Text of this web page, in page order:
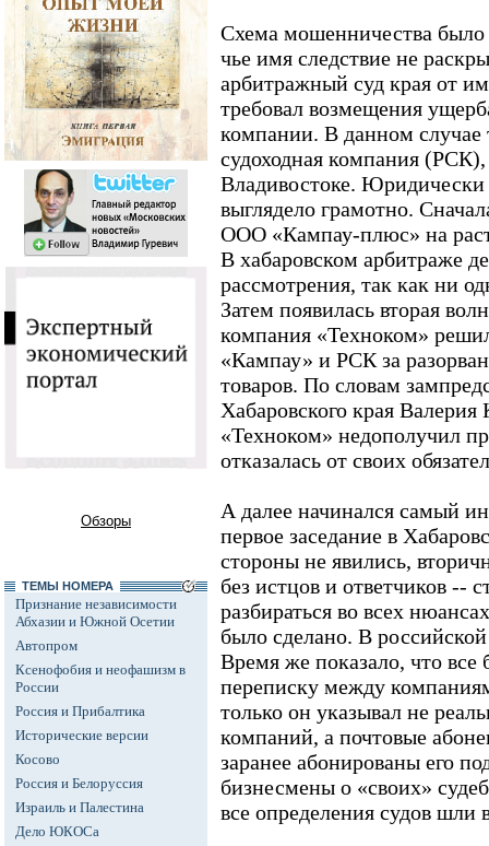
Обзоры
ТЕМЫ НОМЕРА
Признание независимости
Абхазии и Южной Осетии
Автопром
Ксенофобия и неофашизм в
России
Россия и Прибалтика
Исторические версии
Косово
Россия и Белоруссия
Израиль и Палестина
Дело ЮКОСа
Схема мошенничества
чье имя следствие не
арбитражный суд края от
требовал возмещения
компании. В данном случае
судоходная компания
Владивостоке. Юридически
выглядело грамотно.
ООО «Кампау-плюс» на
В хабаровском арбитраже
рассмотрения, так как ни
Затем появилась вторая
компания «Техноком»
«Кампау» и РСК за
товаров. По словам
Хабаровского края
«Техноком» недополучил
отказалась от своих
А далее начинался самый
первое заседание в
стороны не явились,
без истцов и ответчиков --
разбираться во всех
было сделано. В
Время же показало, что
переписку между
только он указывал не
компаний, а почтовые
заранее абонированы его
бизнесмены о «своих»
все определения судов